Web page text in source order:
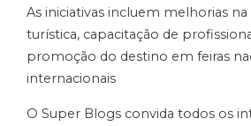
As iniciativas incluem melhorias
turística, capacitação de
promoção do destino em feiras
internacionais
O Super Blogs convida todos os